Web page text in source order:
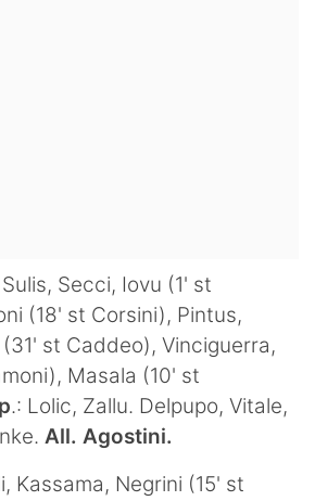
Secci, Iovu (1' st
(18' st Corsini), Pintus,
st Caddeo), Vinciguerra,
Masala (10' st
.: Lolic, Zallu. Delpupo, Vitale,
All. Agostini.
Kassama, Negrini (15' st